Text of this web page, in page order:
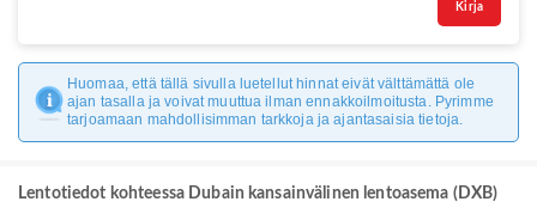
Kirja
Huomaa, että tällä sivulla luetellut hinnat eivät välttämättä ole
ajan tasalla ja voivat muuttua ilman ennakkoilmoitusta. Pyrimme
tarjoamaan mahdollisimman tarkkoja ja ajantasaisia tietoja.
Lentotiedot kohteessa Dubain kansainvälinen lentoasema (DXB)